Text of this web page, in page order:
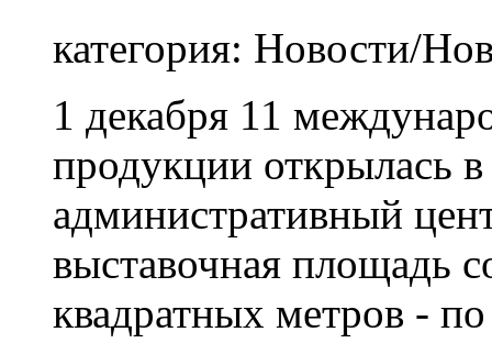
категория: Новости/
1 декабря 11
продукции открылась
административный
выставочная площадь
квадратных метров -